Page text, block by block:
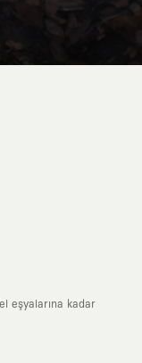
eşyalarına kadar